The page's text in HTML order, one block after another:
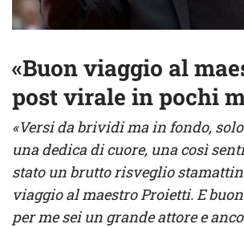
«Buon viaggio al
post virale in pochi
«Versi da brividi ma in fondo,
una dedica di cuore, una così
stato un brutto risveglio
viaggio al maestro Proietti. E
per me sei un grande attore e